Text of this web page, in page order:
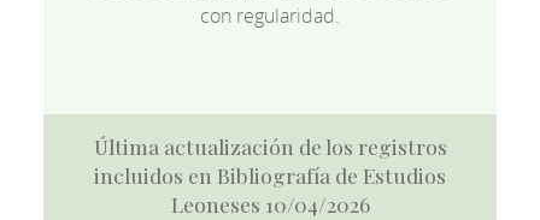
con regularidad.
Última actualización de los registros
incluidos en Bibliografía de Estudios
Leoneses 10/04/2026